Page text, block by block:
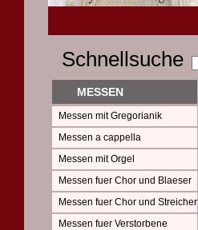
Schnellsuche
MESSEN
Messen mit Gregorianik
Messen a cappella
Messen mit Orgel
Messen fuer Chor und Blaeser
Messen fuer Chor und Streicher
Messen fuer Verstorbene